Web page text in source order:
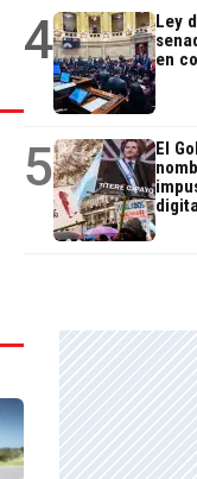
4
Ley
en
5
El